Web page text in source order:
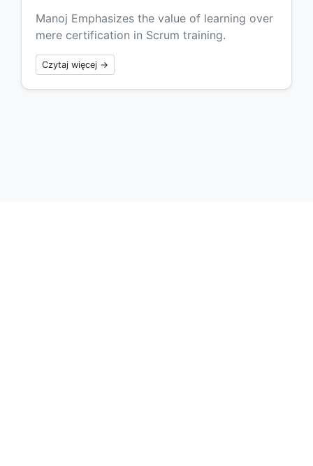
Manoj Emphasizes the value of learning over
mere certification in Scrum training.
Czytaj więcej →